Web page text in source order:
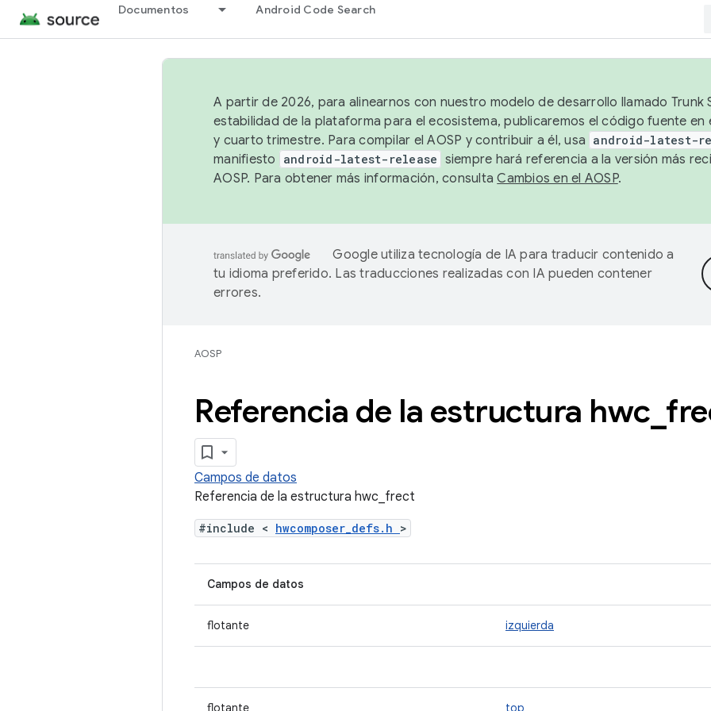
Documentos Android Code Search
A partir de 2026, para alinearnos con nuestro modelo de desarrollo llamado Trunk
estabilidad de la plataforma para el ecosistema, publicaremos el código fuente en
y cuarto trimestre. Para compilar el AOSP y contribuir a él, usa android-latest-
manifiesto android-latest-release siempre hará referencia a la versión más
AOSP. Para obtener más información, consultaCambios en el AOSP.
Google utiliza tecnología de IA para traducir contenido a
tu idioma preferido. Las traducciones realizadas con IA pueden contener
errores.
AOSP
Referencia de la estructura hwc
Campos de datos
Referencia de la estructura hwc_frect
#include < hwcomposer_defs.h >
Campos de datos
flotante izquierda
flotante top